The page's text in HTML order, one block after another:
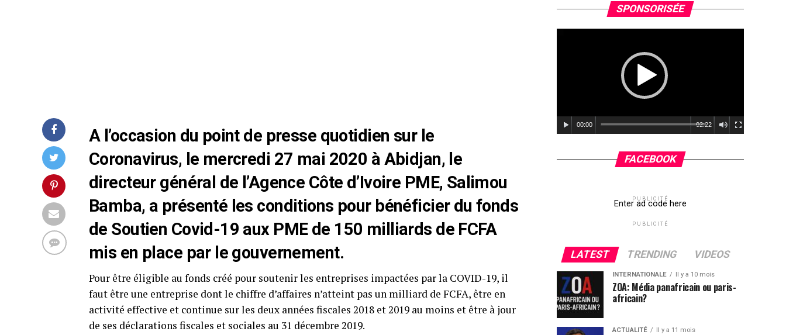
A l’occasion du point de presse quotidien sur le
Coronavirus, le mercredi 27 mai 2020 à Abidjan, le
directeur général de l’Agence Côte d’Ivoire PME, Salimou
Bamba, a présenté les conditions pour bénéficier du fonds
de Soutien Covid-19 aux PME de 150 milliards de FCFA
mis en place par le gouvernement.
Pour être éligible au fonds créé pour soutenir les entreprises impactées par la COVID-19, il
faut être une entreprise dont le chiffre d’affaires n’atteint pas un milliard de FCFA, être en
activité effective et continue sur les deux années fiscales 2018 et 2019 au moins et être à jour
de ses déclarations fiscales et sociales au 31 décembre 2019.
SPONSORISÉE
vidéo
00:00 02:22
FACEBOOK
PUBLICITÉ
Enter ad code here
PUBLICITÉ
LATEST TRENDING VIDEOS
INTERNATIONALE Il y a 10 mois
ZOA: Média panafricain ou paris-
africain?
ACTUALITÉ Il y a 11 mois